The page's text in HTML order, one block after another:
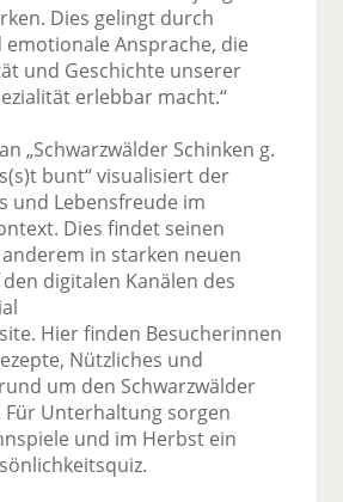
Dies gelingt durch
Ansprache, die
und Geschichte unserer
erlebbar macht.“
„Schwarzwälder Schinken g.
bunt“ visualisiert der
und Lebensfreude im
Dies findet seinen
in starken neuen
digitalen Kanälen des
Hier finden Besucherinnen
Nützliches und
um den Schwarzwälder
Für Unterhaltung sorgen
und im Herbst ein